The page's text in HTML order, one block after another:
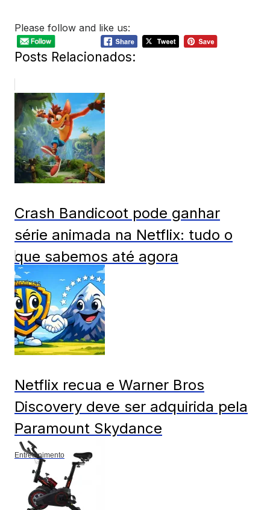
Please follow and like us:
Posts Relacionados:
Crash Bandicoot pode ganhar
série animada na Netflix: tudo o
que sabemos até agora
Notícias
Netflix recua e Warner Bros
Discovery deve ser adquirida pela
Paramount Skydance
Entretenimento